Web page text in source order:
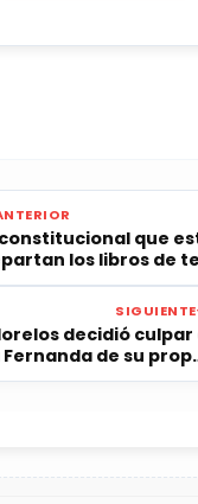
que
los libros de
SIGUIENTE
decidió culpar
de su
Ernestina